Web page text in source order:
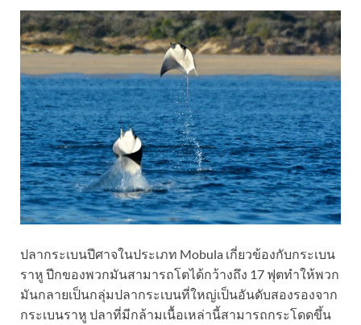
ปลากระเบนปีศาจในประเภท Mobula เกี่ยวข้องกับกระเบน
ราหู ปีกของพวกมันสามารถโตได้กว้างถึง 17 ฟุตทำให้พวก
มันกลายเป็นกลุ่มปลากระเบนที่ใหญ่เป็นอันดับสองรองจาก
กระเบนราหู ปลาที่มีกล้ามเนื้อเหล่านี้สามารถกระโดดขึ้น